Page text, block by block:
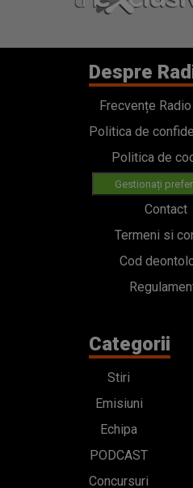
Despre
Frecvențe
Politica de
Politica de
Gestionați
Contact
Termeni si
Cod
Categorii
Stiri
Emisiuni
Echipa
PODCAST
Concursuri